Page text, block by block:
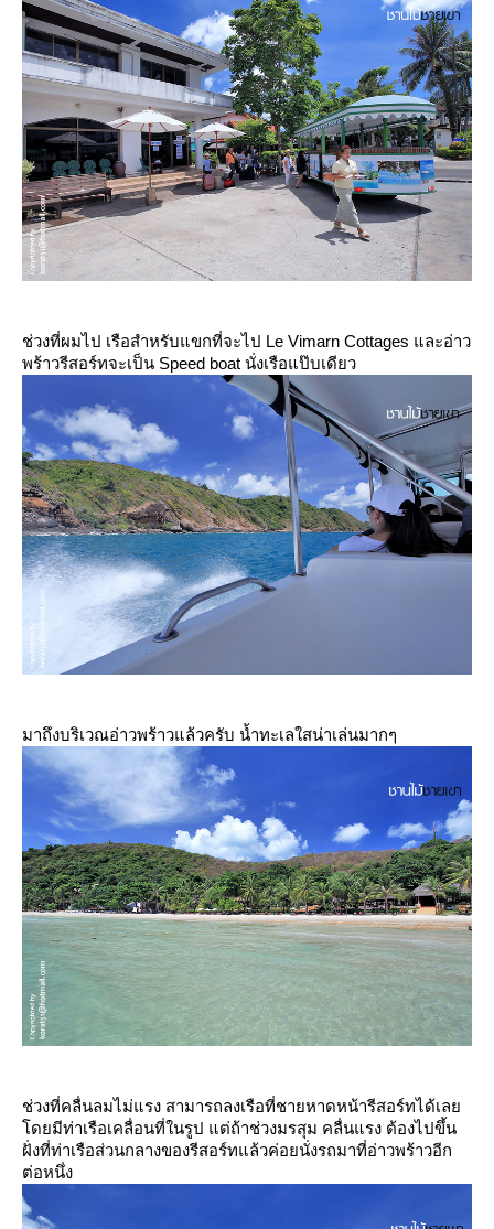
ช่วงที่ผมไป เรือสำหรับแขกที่จะไป Le Vimarn Cottages และอ่าว
พร้าวรีสอร์ทจะเป็น Speed boat นั่งเรือแป๊บเดียว
มาถึงบริเวณอ่าวพร้าวแล้วครับ น้ำทะเลใสน่าเล่นมากๆ
ช่วงที่คลื่นลมไม่แรง สามารถลงเรือที่ชายหาดหน้ารีสอร์ทได้เล
ดยมีท่าเรือเคลื่อนที่ในรูป แต่ถ้าช่วงมรสุม คลื่นแรง ต้องไปขึ้น
ฝั่งที่ท่าเรือส่วนกลางของรีสอร์ทแล้วค่อยนั่งรถมาที่อ่าวพร้าวอีก
ต่อหนึ่ง